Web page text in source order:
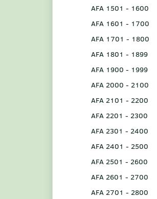
AFA 1501 - 1600
AFA 1601 - 1700
AFA 1701 - 1800
AFA 1801 - 1899
AFA 1900 - 1999
AFA 2000 - 2100
AFA 2101 - 2200
AFA 2201 - 2300
AFA 2301 - 2400
AFA 2401 - 2500
AFA 2501 - 2600
AFA 2601 - 2700
AFA 2701 - 2800